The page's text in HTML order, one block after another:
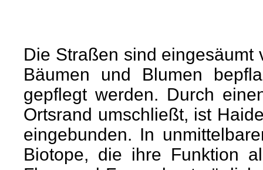
Die Straßen sind
Bäumen und Blumen
gepflegt werden. Durch
Ortsrand umschließt, ist
eingebunden. In
Biotope, die ihre Funktion